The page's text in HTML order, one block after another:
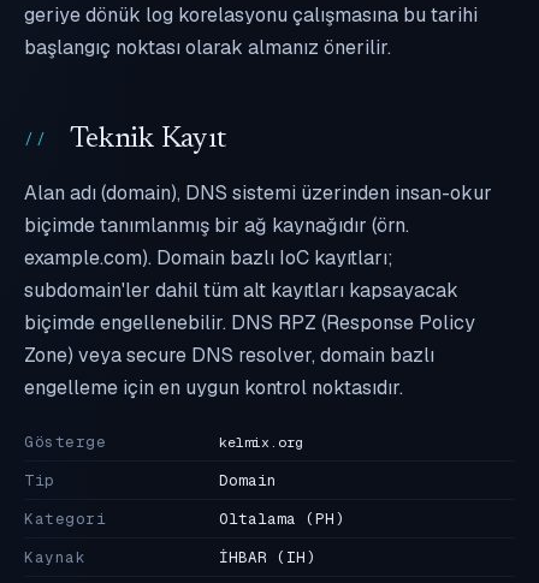
geriye dönük log korelasyonu çalışmasına bu tarihi
başlangıç noktası olarak almanız önerilir.
Teknik Kayıt
Alan adı (domain), DNS sistemi üzerinden insan-okur
biçimde tanımlanmış bir ağ kaynağıdır (örn.
example.com). Domain bazlı IoC kayıtları;
subdomain'ler dahil tüm alt kayıtları kapsayacak
biçimde engellenebilir. DNS RPZ (Response Policy
Zone) veya secure DNS resolver, domain bazlı
engelleme için en uygun kontrol noktasıdır.
Gösterge kelmix.org
Tip
Domain
Kategori
Oltalama (PH)
Kaynak
İHBAR (IH)